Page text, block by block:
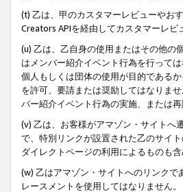
(t) 乙は、甲のカスタマーレビューやお
Creators APIを経由してカスタマーレ
(u) 乙は、乙自身の使用またはその他の
はメンバー紹介イベント行為を行って
個人もしくは団体の使用が目的である
を許可、要請または奨励してはなりま
バー紹介イベント行為の実施、または
(v) 乙は、お客様がアマゾン・サイトへ
で、特別リンクが設置された乙のサイ
ダイレクトページの利用によるものも
(w) 乙はアマゾン・サイトへのリンク
レースメントを使用してはなりません。